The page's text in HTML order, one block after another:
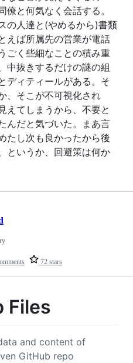
僚と何気なく会話する。
の人達と(やめるから)書類
えば所属先の営業が電話
ごく些細なことの積み重
中抜きするだけの謎の組
ディティールがある。そ
、そこが不可視化され
えてしまうから、不要と
んだと気づいた。まあ言
たし次も良かったから後
というか、回避策は何か
72 stars
Files
and content of
GitHub repo